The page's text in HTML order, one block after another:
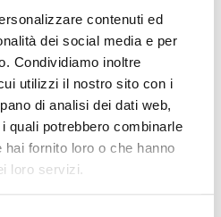
contenuti ed
dei social media e per
Condividiamo inoltre
utilizzi il nostro sito con i
di analisi dei dati web,
quali potrebbero combinarle
fornito loro o che hanno
loro servizi.
Less
Velletri
presenta con
ambiente